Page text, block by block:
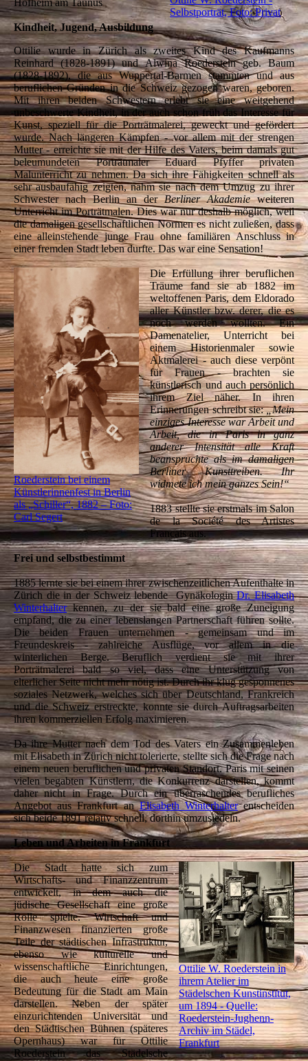
Selbstporträt, Foto: Privat
Hofheim am Taunus
Kindheit, Jugend, Ausbildung
Ottilie wurde in Zürich als zweites Kind des Kaufmanns
Reinhard (1828-1891) und Alwina Roederstein geb. Baum
(1828-1892), die aus Wuppertal-Barmen stammten und aus
beruflichen Gründen in die Schweiz gezogen waren, geboren.
Mit ihren beiden Schwestern erlebt sie eine weitgehend
unbeschwerte Kindheit, in der auch schon früh das Interesse für
Kunst, speziell für die Porträtmalerei, geweckt und gefördert
wurde. Nach längeren Kämpfen - vor allem mit der strengen
Mutter - erreichte sie mit der Hilfe des Vaters, beim damals gut
beleumundeten Porträtmaler Eduard Pfyffer privaten
Malunterricht zu nehmen. Da sich ihre Fähigkeiten schnell als
sehr ausbaufähig zeigten, nahm sie nach dem Umzug zu ihrer
Schwester nach Berlin an derBerliner Akademieweiteren
Unterricht im Porträtmalen. Dies war nur deshalb möglich, weil
die damaligen gesellschaftlichen Normen es nicht zuließen, dass
eine alleinstehende junge Frau ohne familiären Anschluss in
einer fremden Stadt leben durfte. Das war eine Sensation!
Roederstein bei einem
Künstlerinnenfest in Berlin
als „Schiller“, 1882 – Foto:
Carl Segert
Die Erfüllung ihrer beruflichen
Träume fand sie ab 1882 im
weltoffenen Paris, dem Eldorado
aller Künstler bzw. derer, die es
noch werden wollten. Ein
Damenatelier, Unterricht bei
einem Historienmaler sowie
Aktmalerei - auch diese verpönt
für Frauen - brachten sie
künstlerisch und auch persönlich
ihrem Ziel näher. In ihren
Erinnerungen schreibt sie:„Mein
einziges Interesse war Arbeit und
Arbeit, die in Paris in ganz
anderer Intensität alle Kraft
beanspruchte als im damaligen
Berliner Kunsttreiben. Ihr
widmete ich mein ganzes Sein!“
1883 stellte sie erstmals im Salon
de la Société des Artistes
Francais aus.
Frei und selbstbestimmt
1885 lernte sie bei einem ihrer zwischenzeitlichen Aufenthalte in
Zürich die in der Schweiz lebende GynäkologinDr. Elisabeth
Winterhalterkennen, zu der sie bald eine große Zuneigung
empfand, die zu einer lebenslangen Partnerschaft führen sollte.
Die beiden Frauen unternehmen - gemeinsam und im
Freundeskreis - zahlreiche Ausflüge, vor allem in die
winterlichen Berge. Beruflich verdient sie mit ihrer
Porträtmalerei bald so viel, dass eine Unterstützung von
elterlicher Seite nicht mehr nötig ist. Durch ihr klug gesponnenes
soziales Netzwerk, welches sich über Deutschland, Frankreich
und die Schweiz erstreckte, konnte sie durch Auftragsarbeiten
ihren kommerziellen Erfolg maximieren.
Da ihre Mutter nach dem Tod des Vaters ein Zusammenleben
mit Elisabeth in Zürich nicht tolerierte, stellte sich die Frage nach
einem neuen beruflichen und privaten Standort. Paris mit seinen
vielen begabten Künstlern, die Konkurrenz darstellen, kommt
daher nicht in Frage. Durch ein überraschendes berufliches
Angebot aus Frankfurt anElisabeth Winterhalterentscheiden
sich beide 1891 relativ schnell, dorthin umzusiedeln.
Leben und Arbeiten in Frankfurt
Ottilie W. Roederstein in
ihrem Atelier im
Städelschen Kunstinstitut,
um 1894 - Quelle:
Roederstein-Jughenn-
Archiv im Städel,
Frankfurt
Die Stadt hatte sich zum
Wirtschafts- und Finanzzentrum
entwickelt, in dem auch die
jüdische Gesellschaft eine große
Rolle spielte. Wirtschaft und
Finanzwesen finanzierten große
Teile der städtischen Infrastruktur,
ebenso wie kulturelle und
wissenschaftliche Einrichtungen,
die auch heute eine große
Bedeutung für die Stadt am Main
darstellen. Neben der später
einzurichtenden Universität und
den Städtischen Bühnen (späteres
Opernhaus) war für Ottilie
Roederstein das Städelsche